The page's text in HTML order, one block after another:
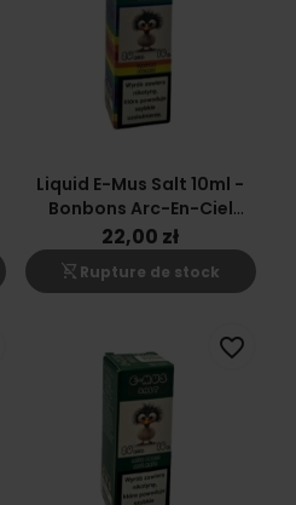
Liquid E-Mus Salt 10ml -
Bonbons Arc-En-Ciel
20mg
22,00 zł
shopping_cart_off Rupture de stock
favorite_border